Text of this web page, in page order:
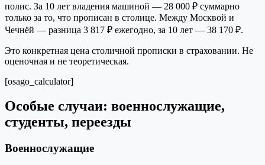
полис. За 10 лет владения машиной — 28 000 ₽ суммарно
только за то, что прописан в столице. Между Москвой и
Чечнёй — разница 3 817 ₽ ежегодно, за 10 лет — 38 170 ₽.
Это конкретная цена столичной прописки в страховании. Не
оценочная и не теоретическая.
[osago_calculator]
Особые случаи: военнослужащие,
студенты, переезды
Военнослужащие